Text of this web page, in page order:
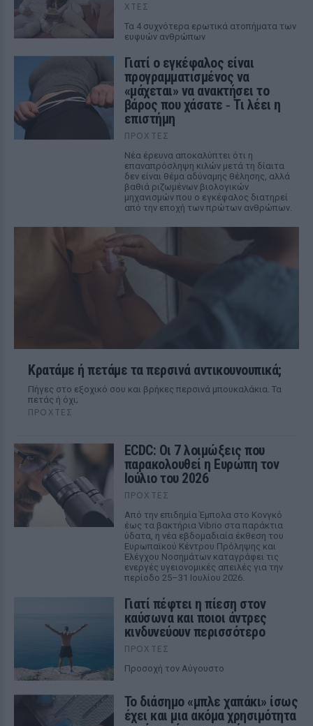
ΧΤΕΣ
Τα 4 συχνότερα ερωτικά ατοπήματα των
ευφυών ανθρώπων
Γιατί ο εγκέφαλος είναι
προγραμματισμένος να
«μάχεται» να ανακτήσει το
βάρος που χάσατε ‑ Τι λέει η
επιστήμη
ΠΡΟΧΤΈΣ
Νέα έρευνα αποκαλύπτει ότι η
επαναπρόσληψη κιλών μετά τη δίαιτα
δεν είναι θέμα αδύναμης θέλησης, αλλά
βαθιά ριζωμένων βιολογικών
μηχανισμών που ο εγκέφαλος διατηρεί
από την εποχή των πρώτων ανθρώπων.
Κρατάμε ή πετάμε τα περσινά αντικουνουπικά;
Πήγες στο εξοχικό σου και βρήκες περσινά μπουκαλάκια. Τα
πετάς ή όχι;
ΠΡΟΧΤΈΣ
ECDC: Οι 7 λοιμώξεις που
παρακολουθεί η Ευρώπη τον
Ιούλιο του 2026
ΠΡΟΧΤΈΣ
Από την επιδημία Έμπολα στο Κονγκό
έως τα βακτήρια Vibrio στα παράκτια
ύδατα, η νέα εβδομαδιαία έκθεση του
Ευρωπαϊκού Κέντρου Πρόληψης και
Ελέγχου Νοσημάτων καταγράφει τις
ενεργές υγειονομικές απειλές για την
περίοδο 25–31 Ιουλίου 2026.
Γιατί πέφτει η πίεση στον
καύσωνα και ποιοι άντρες
κινδυνεύουν περισσότερο
ΠΡΟΧΤΈΣ
Προσοχή τον Αύγουστο
Το διάσημο «μπλε χαπάκι» ίσως
έχει και μια ακόμα χρησιμότητα